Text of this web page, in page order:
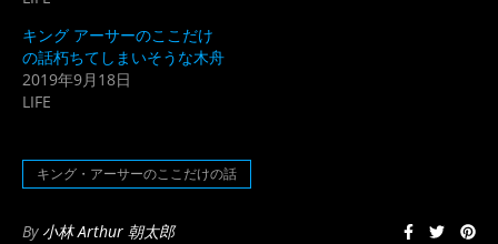
ウ
で
開
き
ま
(新
し
い
ウ
で
開
き
キング アーサーのここだけ
の話朽ちてしまいそうな木舟
2019年9月18日
LIFE
キング・アーサーのここだけの話
By 小林 Arthur 朝太郎